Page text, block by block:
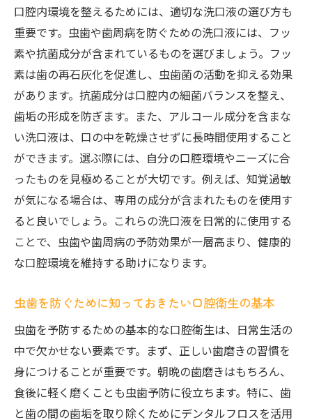
健康的な歯を維持するための効果的な日常ケア
の秘訣
正しいブラッシングテクニックとその効果
デンタルフロスとインターデンタルブラシ
の使い分け
虫歯予防に効果的なマウスウォッシュの選
び方
口臭予防と虫歯予防の関係性
歯磨き粉の選び方で虫歯予防を強化する
日常ケアで取り入れたい自然療法とその注
意点
定期検診で得られる虫歯予防のメリット徹底解
長期的な虫歯予防における検診の役割
プロフェッショナルによる口腔ケアの重要
性
検診で明らかになる口腔内の健康状態
歯周病予防も含めた総合的な口腔ケア
検診を受けることで得られる安心感と健康
口腔内環境を整えるためには、適切な洗口液の選び方も
重要です。虫歯や歯周病を防ぐための洗口液には、フッ
素や抗菌成分が含まれているものを選びましょう。フッ
素は歯の再石灰化を促進し、虫歯菌の活動を抑える効果
があります。抗菌成分は口腔内の細菌バランスを整え、
歯垢の形成を防ぎます。また、アルコール成分を含まな
い洗口液は、口の中を乾燥させずに長時間使用すること
ができます。選ぶ際には、自分の口腔環境やニーズに合
ったものを見極めることが大切です。例えば、知覚過敏
が気になる場合は、専用の成分が含まれたものを使用す
ると良いでしょう。これらの洗口液を日常的に使用する
ことで、虫歯や歯周病の予防効果が一層高まり、健康的
な口腔環境を維持する助けになります。
虫歯を防ぐために知っておきたい口腔衛生の基本
虫歯を予防するための基本的な口腔衛生は、日常生活の
中で欠かせない要素です。まず、正しい歯磨きの習慣を
身につけることが重要です。朝晩の歯磨きはもちろん、
食後に軽く磨くことも虫歯予防に役立ちます。特に、歯
と歯の間の歯垢を取り除くためにデンタルフロスを活用